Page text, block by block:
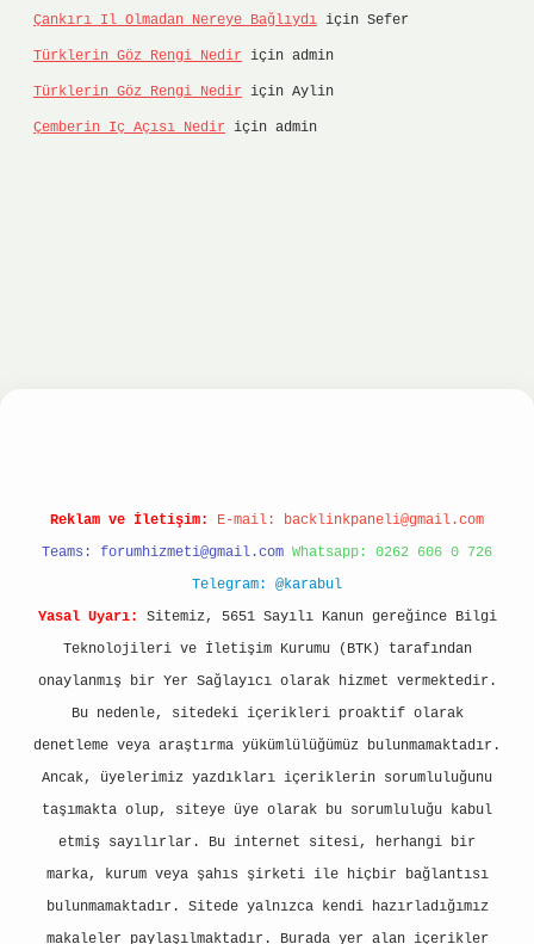
Çankırı Il Olmadan Nereye Bağlıydı için Sefer
Türklerin Göz Rengi Nedir için admin
Türklerin Göz Rengi Nedir için Aylin
Çemberin Iç Açısı Nedir için admin
Reklam ve İletişim: E-mail: backlinkpaneli@gmail.com
Teams: forumhizmeti@gmail.com Whatsapp: 0262 606 0 726
Telegram: @karabul
Yasal Uyarı:
Sitemiz, 5651 Sayılı Kanun gereğince Bilgi
Teknolojileri ve İletişim Kurumu (BTK) tarafından
onaylanmış bir Yer Sağlayıcı olarak hizmet vermektedir.
Bu nedenle, sitedeki içerikleri proaktif olarak
denetleme veya araştırma yükümlülüğümüz bulunmamaktadır.
Ancak, üyelerimiz yazdıkları içeriklerin sorumluluğunu
taşımakta olup, siteye üye olarak bu sorumluluğu kabul
etmiş sayılırlar. Bu internet sitesi, herhangi bir
marka, kurum veya şahıs şirketi ile hiçbir bağlantısı
bulunmamaktadır. Sitede yalnızca kendi hazırladığımız
makaleler paylaşılmaktadır. Burada yer alan içerikler